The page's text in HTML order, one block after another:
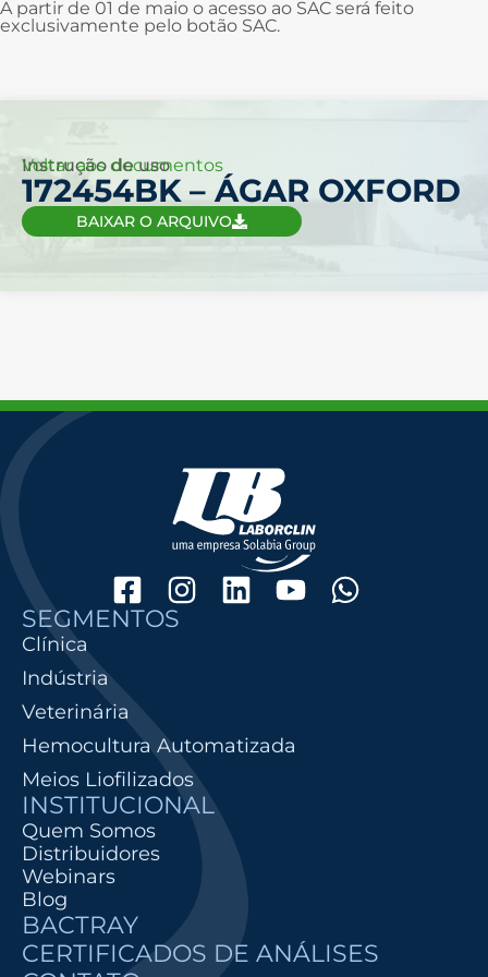
A partir de 01 de maio o acesso ao SAC será feito
exclusivamente pelo botão SAC.
Voltar aos documentos
Instrução de uso
172454BK – ÁGAR OXFORD
BAIXAR O ARQUIVO
SEGMENTOS
Clínica
Indústria
Veterinária
Hemocultura Automatizada
Meios Liofilizados
INSTITUCIONAL
Quem Somos
Distribuidores
Webinars
Blog
BACTRAY
CERTIFICADOS DE ANÁLISES